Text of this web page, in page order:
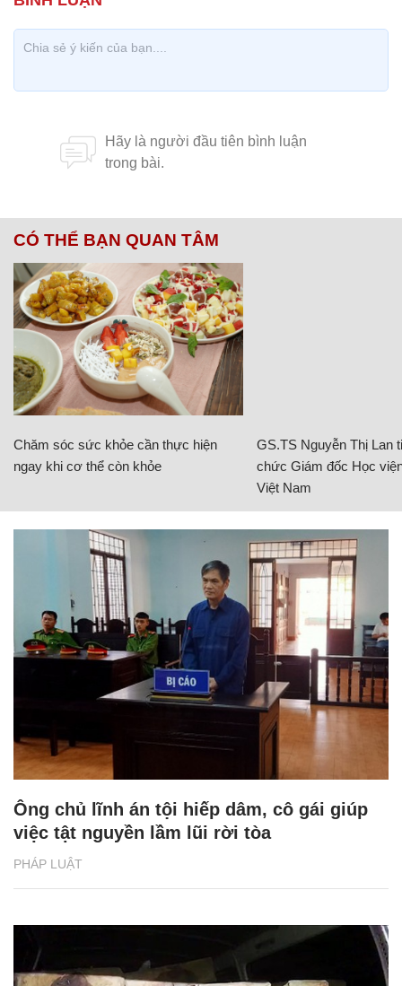
CÓ THỂ BẠN QUAN TÂM
Chăm sóc sức khỏe cần thực hiện
ngay khi cơ thể còn khỏe
GS.TS Nguyễn Thị Lan
chức Giám đốc Học
Việt Nam
PHÁP LUẬT
Ông chủ lĩnh án tội hiếp dâm, cô gái giúp
việc tật nguyền lầm lũi rời tòa